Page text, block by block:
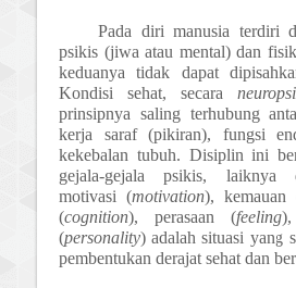
Pada diri manusia terdiri
psikis (jiwa atau mental) dan
keduanya tidak dapat
Kondisi sehat, secara
prinsipnya saling terhubung
kerja saraf (pikiran), fungsi
kekebalan tubuh. Disiplin ini
gejala-gejala psikis, laiknya
motivasi (motivation), kemauan
(cognition), perasaan (feeling),
(personality) adalah situasi yang
pembentukan derajat sehat dan